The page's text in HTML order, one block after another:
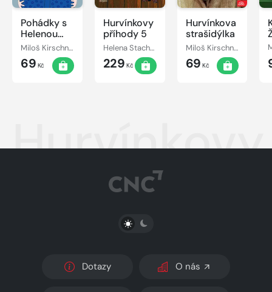
Pohádky s
Helenou
ŠtáchovouMiloš Kirschner, Vladimír Straka
69 Kč
Hurvínkovy
příhody 5
Helena Stachová, Miloš Kirschner
229 Kč
Hurvínkova
strašidýlka
Miloš Kirschner, Pavel Grym
69 Kč
PŘEPNOUT SVĚTLÝ/TMAVÝ REŽIM
Dotazy O nás